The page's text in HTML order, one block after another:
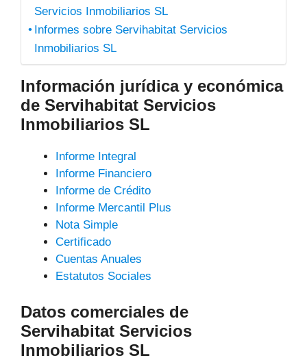
Servicios Inmobiliarios SL
Informes sobre Servihabitat Servicios
Inmobiliarios SL
Información jurídica y económica
de Servihabitat Servicios
Inmobiliarios SL
Informe Integral
Informe Financiero
Informe de Crédito
Informe Mercantil Plus
Nota Simple
Certificado
Cuentas Anuales
Estatutos Sociales
Datos comerciales de
Servihabitat Servicios
Inmobiliarios SL